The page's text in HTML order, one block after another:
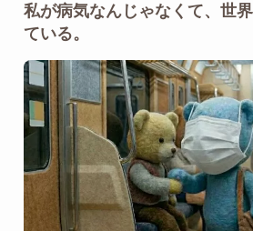
私が病気なんじゃなくて、世
ている。